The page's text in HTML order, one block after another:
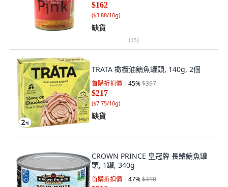
$162
($3.88/10g)
缺貨
(15)
TRATA 橄欖油鮪魚罐頭, 140g, 2個
首購折扣價 45%$397
$217
($7.75/10g)
缺貨
CROWN PRINCE 皇冠牌 長鰭鮪魚罐
頭, 1罐, 340g
首購折扣價 47%$410